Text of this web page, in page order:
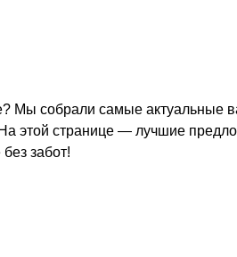
Мы собрали самые
этой странице — лучшие
забот!